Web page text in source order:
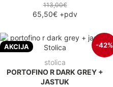
113,00€
65,50€ +pdv
AKCIJA -42%
stolica
PORTOFINO R DARK GREY +
JASTUK